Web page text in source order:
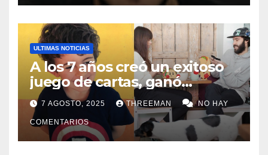
ULTIMAS NOTICIAS
A los 7 años creó un exitoso
juego de cartas, ganó
millones y ahora vendió la
idea para cumplir su sueño
7 AGOSTO, 2025 THREEMAN NO HAY
COMENTARIOS